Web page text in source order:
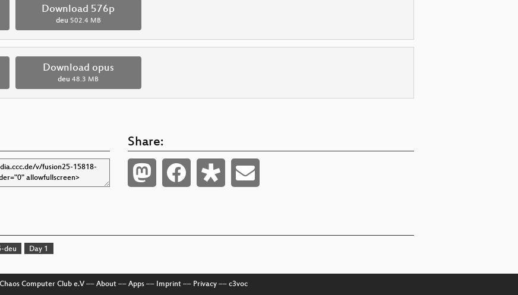
Download 576p
deu 502.4 MB
Download opus
deu 48.3 MB
Share:
deu Day 1
Chaos Computer Club e.V –– About –– Apps –– Imprint –– Privacy –– c3voc